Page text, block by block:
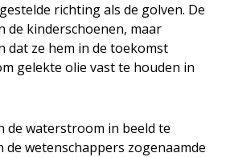
richting als de golven. De
de kinderschoenen, maar
dat ze hem in de toekomst
gelekte olie vast te houden in
de waterstroom in beeld te
de wetenschappers zogenaamde